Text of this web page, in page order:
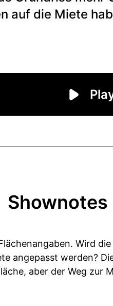
Shownotes
Wird
angepasst werden?
aber der Weg zur